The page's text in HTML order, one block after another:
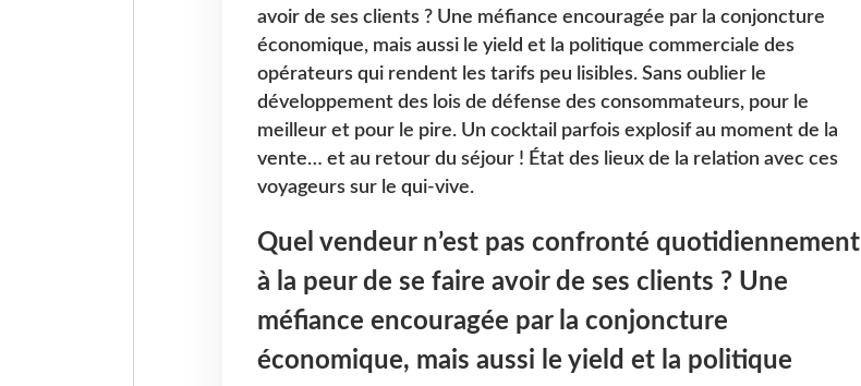
avoir de ses clients ? Une méfiance encouragée par la conjoncture
économique, mais aussi le yield et la politique commerciale des
opérateurs qui rendent les tarifs peu lisibles. Sans oublier le
développement des lois de défense des consommateurs, pour le
meilleur et pour le pire. Un cocktail parfois explosif au moment de la
vente… et au retour du séjour ! État des lieux de la relation avec ces
voyageurs sur le qui-vive.
Quel vendeur n’est pas confronté quotidiennement
à la peur de se faire avoir de ses clients ? Une
méfiance encouragée par la conjoncture
économique, mais aussi le yield et la politique